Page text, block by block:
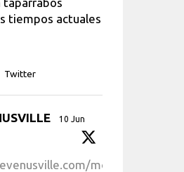
tiempos actuales
Twitter
10 Jun
mortal-